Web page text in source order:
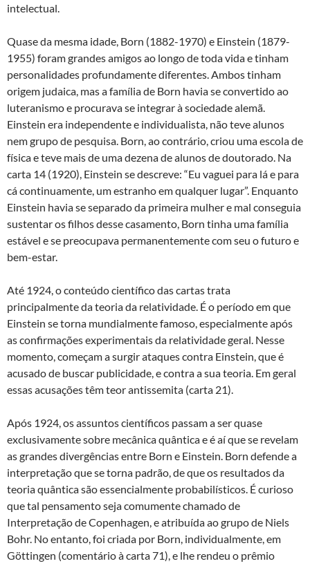
intelectual.
Quase da mesma idade, Born (1882-1970) e Einstein (1879-
1955) foram grandes amigos ao longo de toda vida e tinham
personalidades profundamente diferentes. Ambos tinham
origem judaica, mas a família de Born havia se convertido ao
luteranismo e procurava se integrar à sociedade alemã.
Einstein era independente e individualista, não teve alunos
nem grupo de pesquisa. Born, ao contrário, criou uma escola de
física e teve mais de uma dezena de alunos de doutorado. Na
carta 14 (1920), Einstein se descreve: “Eu vaguei para lá e para
cá continuamente, um estranho em qualquer lugar”. Enquanto
Einstein havia se separado da primeira mulher e mal conseguia
sustentar os filhos desse casamento, Born tinha uma família
estável e se preocupava permanentemente com seu o futuro e
bem-estar.
Até 1924, o conteúdo científico das cartas trata
principalmente da teoria da relatividade. É o período em que
Einstein se torna mundialmente famoso, especialmente após
as confirmações experimentais da relatividade geral. Nesse
momento, começam a surgir ataques contra Einstein, que é
acusado de buscar publicidade, e contra a sua teoria. Em geral
essas acusações têm teor antissemita (carta 21).
Após 1924, os assuntos científicos passam a ser quase
exclusivamente sobre mecânica quântica e é aí que se revelam
as grandes divergências entre Born e Einstein. Born defende a
interpretação que se torna padrão, de que os resultados da
teoria quântica são essencialmente probabilísticos. É curioso
que tal pensamento seja comumente chamado de
Interpretação de Copenhagen, e atribuída ao grupo de Niels
Bohr. No entanto, foi criada por Born, individualmente, em
Göttingen (comentário à carta 71), e lhe rendeu o prêmio